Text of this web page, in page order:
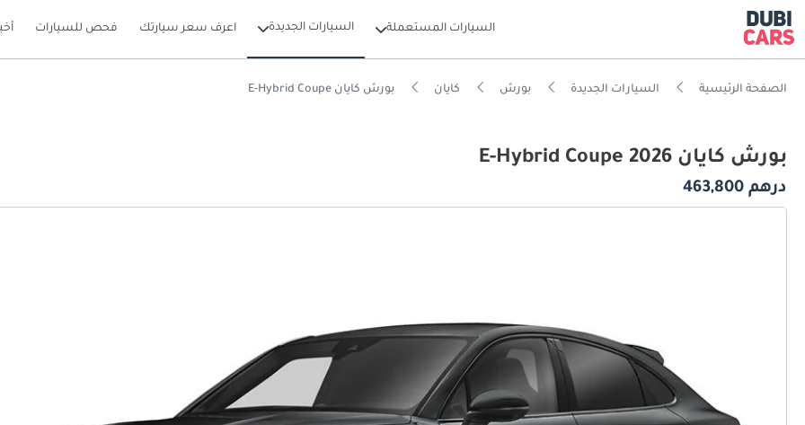
السيارات المستعملة السيارات الجديدة اعرف سعر سيارتك فحص للسيارات
الصفحة الرئيسية السيارات الجديدة بورش كايان بورش كايان E-Hybrid Coupe
بورش كايان E-Hybrid Coupe 2026
درهم 463,800